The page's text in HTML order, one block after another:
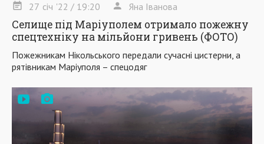
27 січ '22 / 19:20 Яна Іванова
Селище під Маріуполем отримало пожежну
спецтехніку на мільйони гривень (ФОТО)
Пожежникам Нікольського передали сучасні цистерни, а
рятівникам Маріуполя – спецодяг